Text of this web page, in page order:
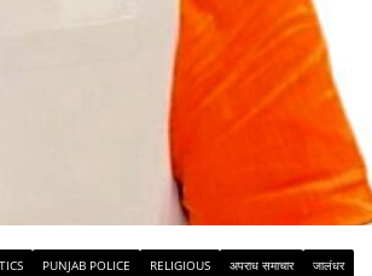
PUNJAB POLICE RELIGIOUS अपराध समाचार
जालंधर